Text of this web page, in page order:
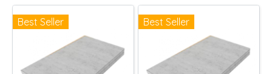
Best Seller Best Seller